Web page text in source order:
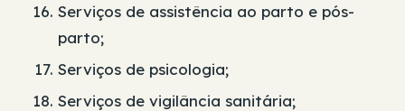
Serviços de assistência ao parto e pós-
parto;
Serviços de psicologia;
Serviços de vigilância sanitária;